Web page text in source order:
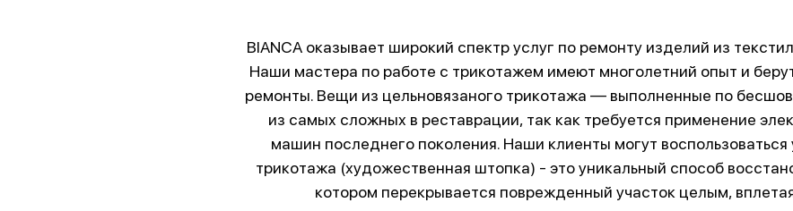
BIANCA оказывает широкий спектр услуг по ремонту изделий из
Наши мастера по работе с трикотажем имеют многолетний опыт и
ремонты. Вещи из цельновязаного трикотажа — выполненные по
из самых сложных в реставрации, так как требуется применение
машин последнего поколения. Наши клиенты могут воспользоваться
трикотажа (художественная штопка) - это уникальный способ
котором перекрывается поврежденный участок целым,